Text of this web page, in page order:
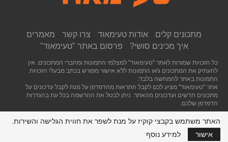
מתכונים קלים אודות טעימאוד צרו קשר
מאמרים
איך מכינים סושי?
פרסום באתר "טעימאוד"
כל הזכויות שמורות לאתר "טעימאוד" למצלמי התמונות ומחברי המתכונים. אין
להעתיק את המתכונים ו\או התמונות ללא אישור מפורש בכתב מבעלי הזכויות.
התמונות באתר להמחשה בלבד.
אתר "טעימאוד" מציע לכם לקבל התראות מהדפדפן על מנת לקבל עדכונים על
מתכונים חדשים ועדכונים מהאתר. ניתן לבטל את ההרשמה בכל עת בהגדרות
הדפדפן שלכם.
האתר משתמש בקבצי קוקיז על מנת לשפר את חווית הגלישה והשירות.
אישור
למידע נוסף